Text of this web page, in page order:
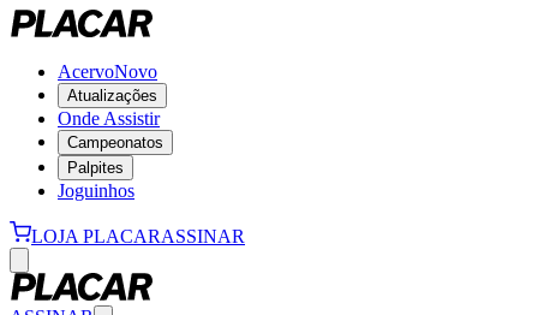
AcervoNovo
Atualizações
Onde Assistir
Campeonatos
Palpites
Joguinhos
LOJA PLACARASSINAR